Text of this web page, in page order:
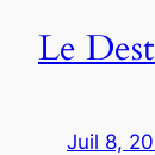
Le
Juil 8,